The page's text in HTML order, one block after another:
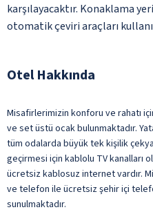
karşılayacaktır. Konaklama
otomatik çeviri araçları
Otel Hakkında
Misafirlerimizin konforu ve rahatı
ve set üstü ocak bulunmaktadır.
tüm odalarda büyük tek kişilik
geçirmesi için kablolu TV kanalları
ücretsiz kablosuz internet vardır.
ve telefon ile ücretsiz şehir içi
sunulmaktadır.